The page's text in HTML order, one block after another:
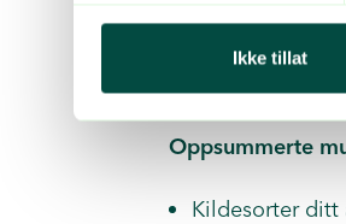
Ikke tillat
Ta kontakt
samarbeid
best mulig
Oppsummerte
Kildesorter ditt